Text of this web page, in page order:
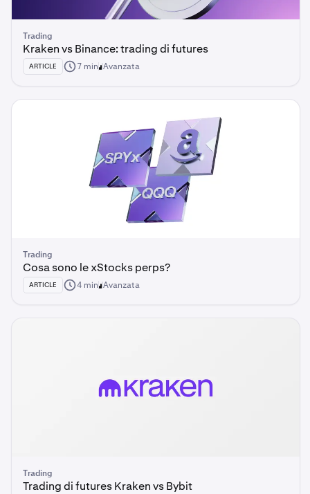
Trading
Kraken vs Binance: trading di futures
ARTICLE 7 min Avanzata
Trading
Cosa sono le xStocks perps?
ARTICLE 4 min Avanzata
Trading
Trading di futures Kraken vs Bybit